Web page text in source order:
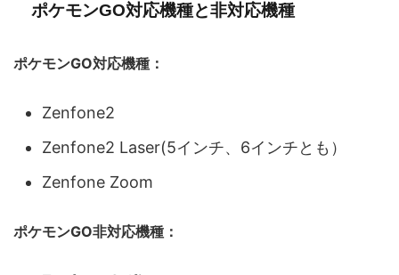
ポケモンGO対応機種と非対応機種
ポケモンGO対応機種：
Zenfone2
Zenfone2 Laser(5インチ、6インチとも）
Zenfone Zoom
ポケモンGO非対応機種：